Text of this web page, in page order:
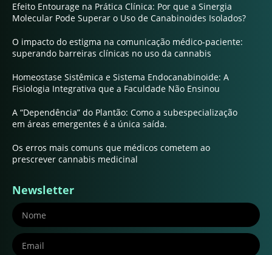
Efeito Entourage na Prática Clínica: Por que a Sinergia
Molecular Pode Superar o Uso de Canabinoides Isolados?
O impacto do estigma na comunicação médico-paciente:
superando barreiras clínicas no uso da cannabis
Homeostase Sistêmica e Sistema Endocanabinoide: A
Fisiologia Integrativa que a Faculdade Não Ensinou
A “Dependência” do Plantão: Como a subespecialização
em áreas emergentes é a única saída.
Os erros mais comuns que médicos cometem ao
prescrever cannabis medicinal
Newsletter